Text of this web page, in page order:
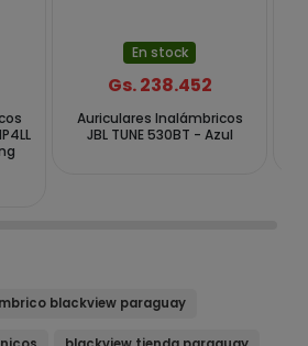
En stock
Gs. 238.452
Auriculares Inalámbricos
JBL TUNE 530BT - Azul
blackview paraguay